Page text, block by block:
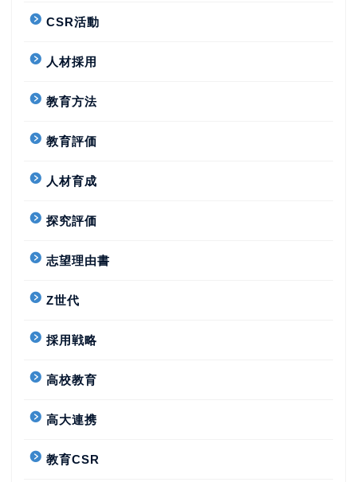
CSR活動
人材採用
教育方法
教育評価
人材育成
探究評価
志望理由書
Z世代
採用戦略
高校教育
高大連携
教育CSR